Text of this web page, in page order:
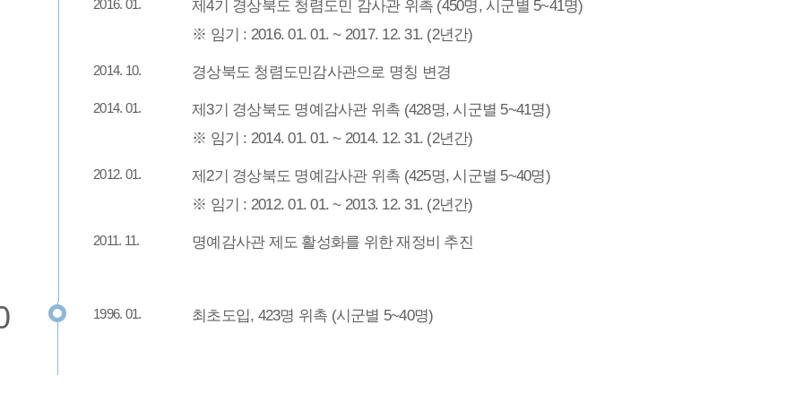
2016. 01.
제4기 경상북도 청렴도민 감사관 위촉 (450명, 시군별 5~41명)
※ 임기 : 2016. 01. 01. ~ 2017. 12. 31. (2년간)
2014. 10. 경상북도 청렴도민감사관으로 명칭 변경
2014. 01.
제3기 경상북도 명예감사관 위촉 (428명, 시군별 5~41명)
※ 임기 : 2014. 01. 01. ~ 2014. 12. 31. (2년간)
2012. 01.
제2기 경상북도 명예감사관 위촉 (425명, 시군별 5~40명)
※ 임기 : 2012. 01. 01. ~ 2013. 12. 31. (2년간)
2011. 11. 명예감사관 제도 활성화를 위한 재정비 추진
1996. 01. 최초도입, 423명 위촉 (시군별 5~40명)